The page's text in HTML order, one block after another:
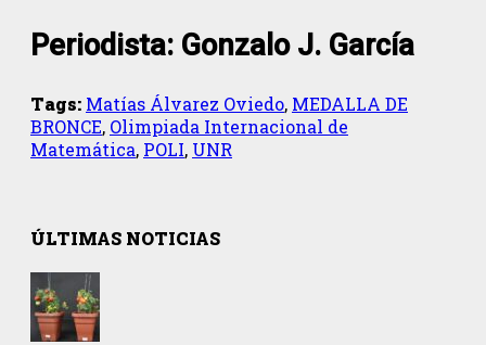
Periodista: Gonzalo J. García
Tags: Matías Álvarez Oviedo, MEDALLA DE
BRONCE, Olimpiada Internacional de
Matemática, POLI, UNR
ÚLTIMAS NOTICIAS